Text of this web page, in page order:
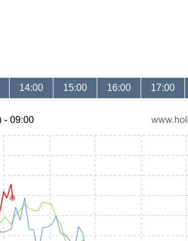
14:00 15:00 16:00 17:00